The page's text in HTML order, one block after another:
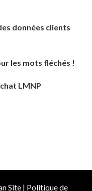
données clients
les mots fléchés !
LMNP
Site| Politique de